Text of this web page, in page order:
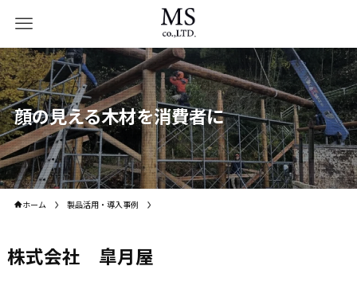
顔の見える木材を消費者に
ホーム 製品活用・導入事例
株式会社 皐月屋